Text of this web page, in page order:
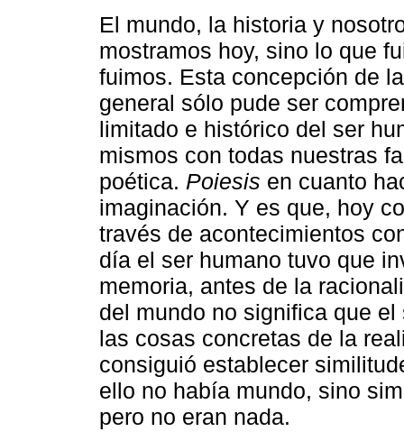
El mundo, la historia y
mostramos hoy, sino lo que
fuimos. Esta concepción de
general sólo pude ser
limitado e histórico del ser
mismos con todas nuestras
poética. Poiesis en cuanto
imaginación. Y es que, hoy
través de acontecimientos
día el ser humano tuvo que
memoria, antes de la
del mundo no significa que
las cosas concretas de la
consiguió establecer
ello no había mundo, sino
pero no eran nada.